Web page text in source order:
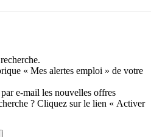
« Mes alertes emploi » de votre
e-mail les nouvelles offres
? Cliquez sur le lien « Activer